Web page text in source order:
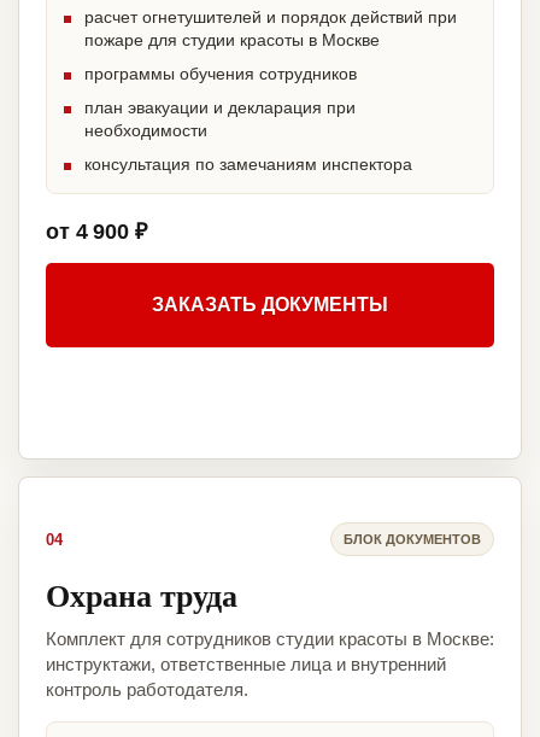
расчет огнетушителей и порядок действий при
пожаре для студии красоты в Москве
программы обучения сотрудников
план эвакуации и декларация при
необходимости
консультация по замечаниям инспектора
от 4 900 ₽
ЗАКАЗАТЬ ДОКУМЕНТЫ
04 БЛОК ДОКУМЕНТОВ
Охрана труда
Комплект для сотрудников студии красоты в Москве:
инструктажи, ответственные лица и внутренний
контроль работодателя.